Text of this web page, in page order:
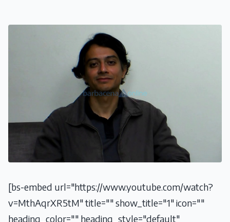
[bs-embed url="https://www.youtube.com/watch?
v=MthAqrXR5tM" title="" show_title="1" icon=""
heading_color="" heading_style="default"